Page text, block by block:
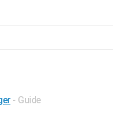
- Guide